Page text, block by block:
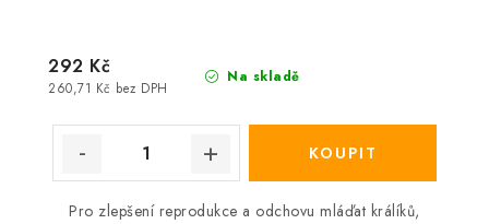
Na skladě
260,71 Kč bez DPH
292 Kč
Pro zlepšení reprodukce a odchovu mláďat králíků,